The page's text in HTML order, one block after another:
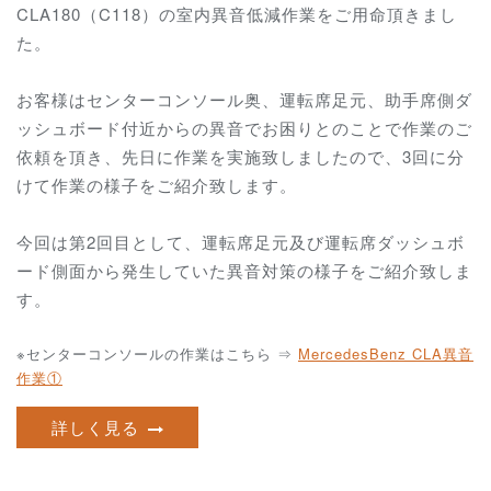
CLA180（C118）の室内異音低減作業をご用命頂きまし
た。
お客様はセンターコンソール奥、運転席足元、助手席側ダ
ッシュボード付近からの異音でお困りとのことで作業のご
依頼を頂き、先日に作業を実施致しましたので、3回に分
けて作業の様子をご紹介致します。
今回は第2回目として、運転席足元及び運転席ダッシュボ
ード側面から発生していた異音対策の様子をご紹介致しま
す。
※センターコンソールの作業はこちら ⇒ MercedesBenz CLA異音
作業①
詳しく見る